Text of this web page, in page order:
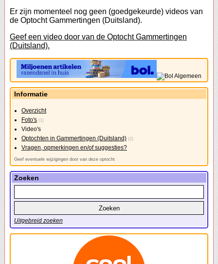
Er zijn momenteel nog geen (goedgekeurde) videos van
de Optocht Gammertingen (Duitsland).
Geef een video door van de Optocht Gammertingen
(Duitsland).
Informatie
Overzicht
Foto's (1)
Video's
Optochten in Gammertingen (Duitsland) (2)
Vragen, opmerkingen en/of suggesties?
Geef eventuele wijzigingen door van deze optocht
Zoeken
Uitgebreid zoeken